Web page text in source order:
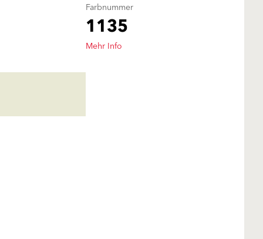
Farbnummer
1135
Mehr Info